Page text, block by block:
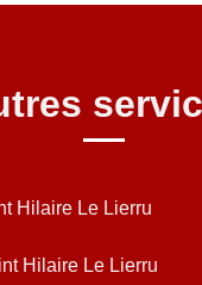
Hilaire Le Lierru
Hilaire Le Lierru